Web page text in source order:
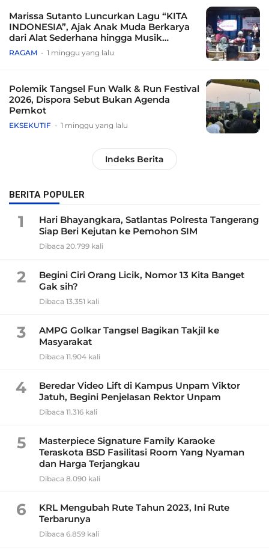
Marissa Sutanto Luncurkan Lagu “KITA
INDONESIA”, Ajak Anak Muda Berkarya
dari Alat Sederhana hingga Musik
Tradisional
RAGAM 1 minggu yang lalu
Polemik Tangsel Fun Walk & Run Festival
2026, Dispora Sebut Bukan Agenda
Pemkot
EKSEKUTIF 1 minggu yang lalu
Indeks Berita
BERITA POPULER
1
Hari Bhayangkara, Satlantas Polresta Tangerang
Siap Beri Kejutan ke Pemohon SIM
Dibaca 20.799 kali
2
Begini Ciri Orang Licik, Nomor 13 Kita Banget
Gak sih?
Dibaca 13.351 kali
3
AMPG Golkar Tangsel Bagikan Takjil ke
Masyarakat
Dibaca 11.904 kali
4
Beredar Video Lift di Kampus Unpam Viktor
Jatuh, Begini Penjelasan Rektor Unpam
Dibaca 11.316 kali
5
Masterpiece Signature Family Karaoke
Teraskota BSD Fasilitasi Room Yang Nyaman
dan Harga Terjangkau
Dibaca 8.090 kali
6
KRL Mengubah Rute Tahun 2023, Ini Rute
Terbarunya
Dibaca 6.859 kali